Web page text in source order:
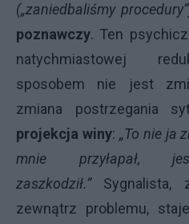
(„zaniedbaliśmy
poznawczy. Ten
natychmiastowej
sposobem nie jest
zmiana postrzegania
projekcja winy: „To nie ja
mnie
zaszkodził.”Sygnalista,
zewnątrz problemu,